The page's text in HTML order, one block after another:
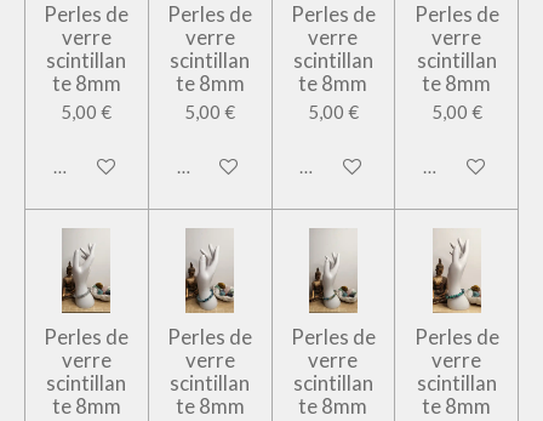
Perles de
verre
scintillan
te 8mm
5,00 €
Ajouter au panier
Perles de
verre
scintillan
te 8mm
5,00 €
Ajouter au panier
Perles de
verre
scintillan
te 8mm
5,00 €
Ajouter au panier
Perles de
verre
scintillan
te 8mm
5,00 €
Ajouter au
Perles de
verre
scintillan
te 8mm
Perles de
verre
scintillan
te 8mm
Perles de
verre
scintillan
te 8mm
Perles de
verre
scintillan
te 8mm